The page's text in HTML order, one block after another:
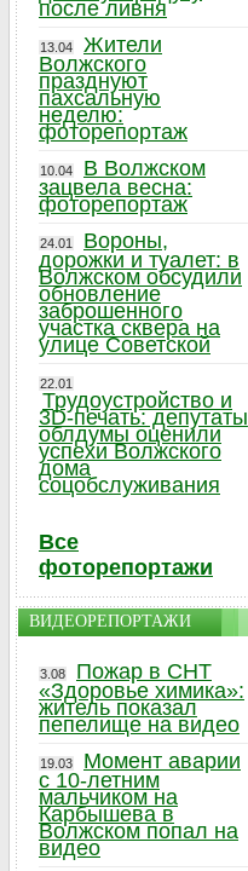
после ливня
13.04
Жители
Волжского
празднуют
пахсальную
неделю:
фоторепортаж
10.04
В Волжском
зацвела весна:
фоторепортаж
24.01
Вороны,
дорожки и туалет: в
Волжском обсудили
обновление
заброшенного
участка сквера на
улице Советской
22.01
Трудоустройство и
3D-печать: депутаты
облдумы оценили
успехи Волжского
дома
соцобслуживания
Все
фоторепортажи
ВИДЕОРЕПОРТАЖИ
3.08
Пожар в СНТ
«Здоровье химика»:
житель показал
пепелище на видео
19.03
Момент аварии
с 10-летним
мальчиком на
Карбышева в
Волжском попал на
видео